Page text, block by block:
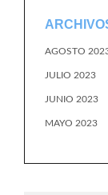
AGOSTO
JULIO 2023
JUNIO 2023
MAYO 2023